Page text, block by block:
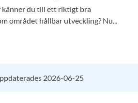
känner du till ett riktigt bra
området hållbar utveckling? Nu...
2026-06-25